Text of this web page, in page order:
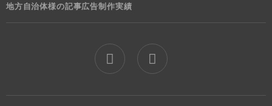
地方自治体様の記事広告制作実績